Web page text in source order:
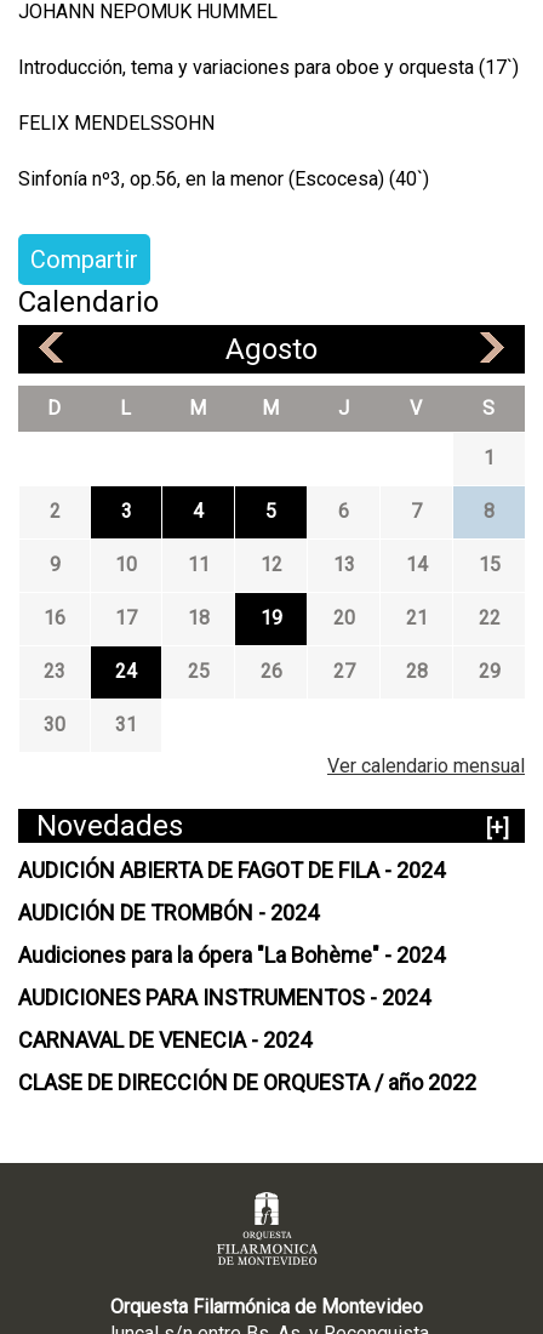
JOHANN NEPOMUK HUMMEL
Introducción, tema y variaciones para oboe y orquesta (17`)
FELIX MENDELSSOHN
Sinfonía nº3, op.56, en la menor (Escocesa) (40`)
Compartir
Calendario
Agosto
D L M M J V S
1
2 3 4 5 6 7 8
9 10 11 12 13 14 15
16 17 18 19 20 21 22
23 24 25 26 27 28 29
30
31
Ver calendario mensual
Novedades
[+]
AUDICIÓN ABIERTA DE FAGOT DE FILA - 2024
AUDICIÓN DE TROMBÓN - 2024
Audiciones para la ópera "La Bohème" - 2024
AUDICIONES PARA INSTRUMENTOS - 2024
CARNAVAL DE VENECIA - 2024
CLASE DE DIRECCIÓN DE ORQUESTA / año 2022
Orquesta Filarmónica de Montevideo